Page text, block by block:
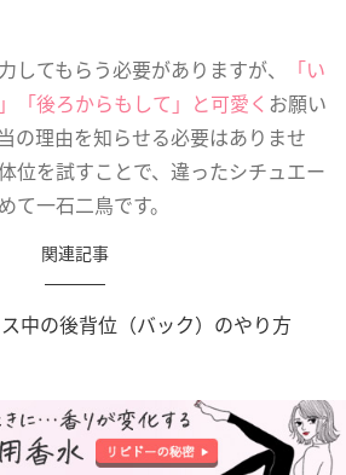
してもらう必要がありますが、
「い
「後ろからもして」と可愛く お願い
の理由を知らせる必要はありませ
位を試すことで、違ったシチュエー
て一石二鳥です。
関連記事
中の後背位（バック）のやり方